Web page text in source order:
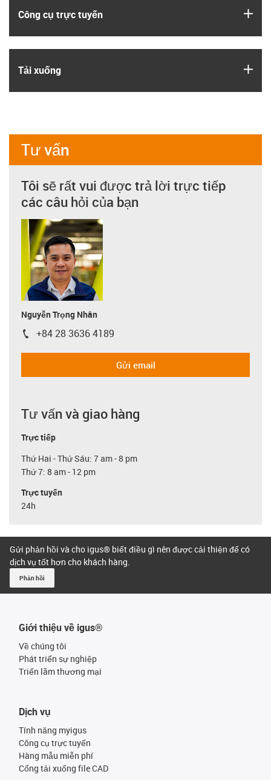
Công cụ trực tuyến
Tải xuống
Tư vấn
Tôi sẽ rất vui được trả lời trực tiếp
các câu hỏi của bạn
Nguyễn Trọng Nhân
igus-icon-phone
+84 28 3636 4189
Gửi email
Tư vấn và giao hàng
Trực tiếp
Thứ Hai - Thứ Sáu: 7 am - 8 pm
Thứ 7: 8 am - 12 pm
Trực tuyến
24h
Gửi phản hồi và cho igus® biết điều gì nên được cải thiện để có
dịch vụ tốt hơn cho khách hàng.
Phản hồi
Giới thiệu về igus®
Về chúng tôi
Phát triển sự nghiệp
Triển lãm thương mại
Dịch vụ
Tính năng myigus
Công cụ trực tuyến
Hàng mẫu miễn phí
Cổng tải xuống file CAD